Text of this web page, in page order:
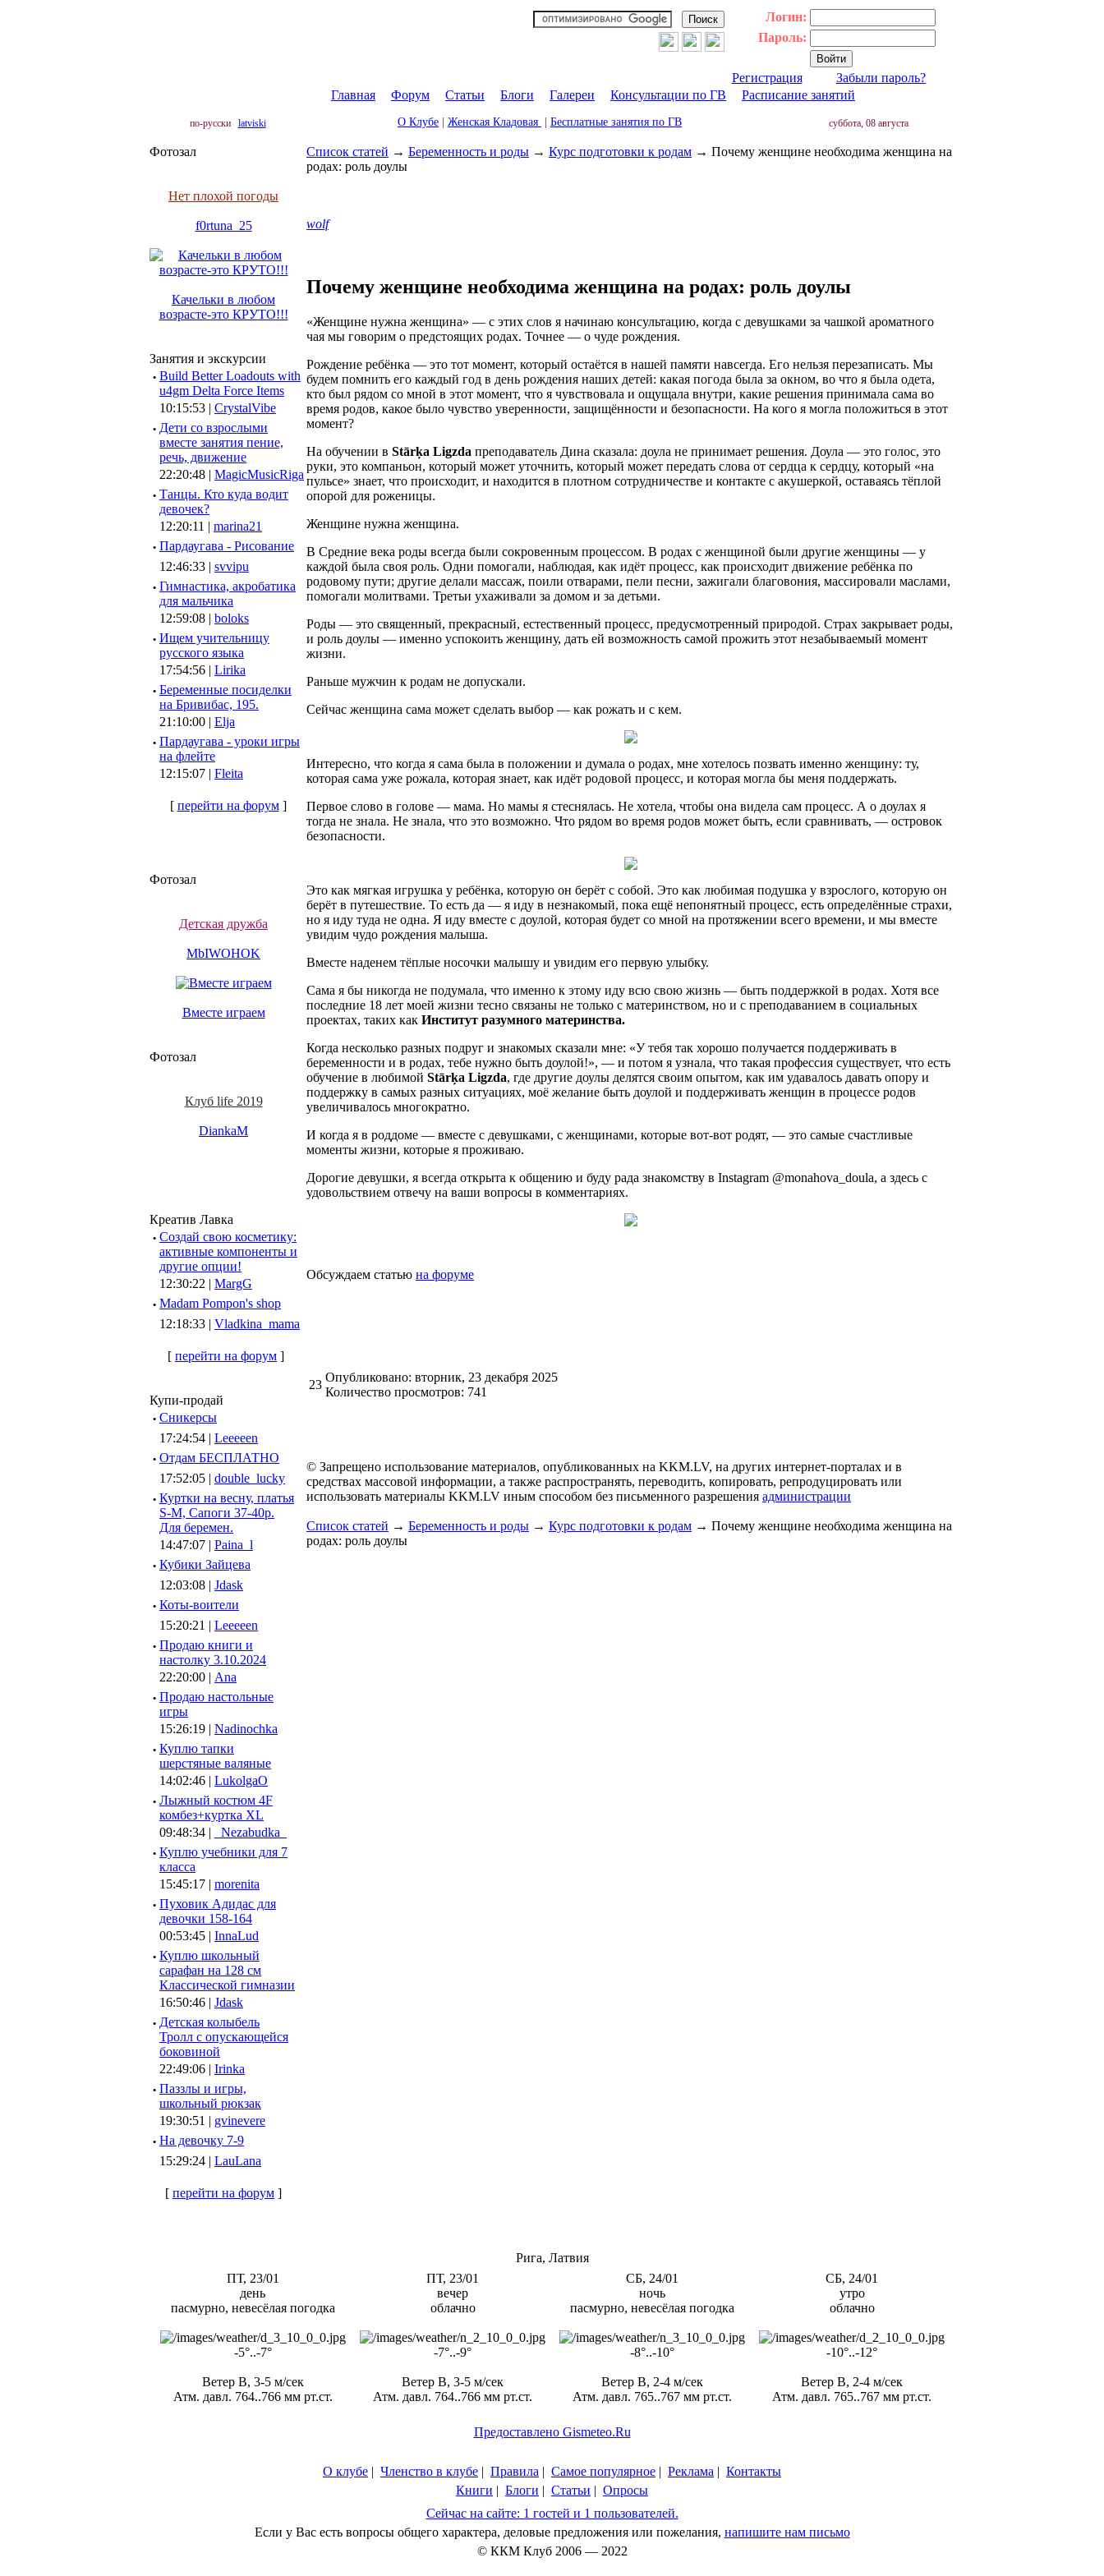
Логин:
Пароль:
Регистрация
Забыли пароль?
Главная
Форум Статьи Блоги Галереи Консультации по ГВ Расписание занятий
по-русски latviski О Клубе Женская Кладовая Бесплатные занятия по ГВ суббота, 08 августа
Фотозал
Нет плохой погоды
f0rtuna_25
Качельки в любом
возрасте-это КРУТО!!!
Занятия и экскурсии
· Build Better Loadouts with
u4gm Delta Force Items
10:15:53 | CrystalVibe
· Дети со взрослыми
вместе занятия пение,
речь, движение
22:20:48 | MagicMusicRiga
· Танцы. Кто куда водит
девочек?
12:20:11 | marina21
· Пардаугава - Рисование
12:46:33 | svvipu
· Гимнастика, акробатика
для мальчика
12:59:08 | boloks
· Ищем учительницу
русского языка
17:54:56 | Lirika
· Беременные посиделки
на Бривибас, 195.
21:10:00 | Elja
· Пардаугава - уроки игры
на флейте
12:15:07 | Fleita
[ перейти на форум]
Фотозал
Детская дружба
MbIWOHOK
Вместе играем
Фотозал
Клуб life 2019
DiankaM
Креатив Лавка
· Создай свою косметику:
активные компоненты и
другие опции!
12:30:22 | MargG
· Madam Pompon's shop
12:18:33 | Vladkina_mama
[ перейти на форум ]
Купи-продай
· Сникерсы
17:24:54 | Leeeeen
· Отдам БЕСПЛАТНО
17:52:05 | double_lucky
· Куртки на весну, платья
S-M, Сапоги 37-40р.
Для беремен.
14:47:07 | Paina_l
· Кубики Зайцева
12:03:08 | Jdask
· Коты-воители
15:20:21 | Leeeeen
· Продаю книги и
настолку 3.10.2024
22:20:00 | Ana
· Продаю настольные
игры
15:26:19 | Nadinochka
· Куплю тапки
шерстяные валяные
14:02:46 | LukolgaO
· Лыжный костюм 4F
комбез+куртка XL
09:48:34 |
_Nezabudka_
· Куплю учебники для 7
класса
15:45:17 | morenita
· Пуховик Адидас для
девочки 158-164
00:53:45 | InnaLud
· Куплю школьный
сарафан на 128 см
Классической гимназии
16:50:46 | Jdask
· Детская колыбель
Тролл с опускающейся
боковиной
22:49:06 | Irinka
· Паззлы и игры,
школьный рюкзак
19:30:51 | gvinevere
· Hа девочку 7-9
15:29:24 | LauLana
[ перейти на форум ]
Список статей → Беременность и роды → Курс подготовки к родам → Почему женщине необходима женщина на
родах: роль доулы
wolf
Почему женщине необходима женщина на родах: роль доулы
«Женщине нужна женщина» — с этих слов я начинаю консультацию, когда с девушками за чашкой ароматного
чая мы говорим о предстоящих родах. Точнее — о чуде рождения.
Рождение ребёнка — это тот момент, который остаётся в нашей памяти навсегда. Его нельзя перезаписать. Мы
будем помнить его каждый год в день рождения наших детей: какая погода была за окном, во что я была одета,
кто был рядом со мной в этот момент, что я чувствовала и ощущала внутри, какие решения принимала сама во
время родов, какое было чувство уверенности, защищённости и безопасности. На кого я могла положиться в этот
момент?
На обучении в Stārķa Ligzda преподаватель Дина сказала: доула не принимает решения. Доула — это голос, это
руки, это компаньон, который может уточнить, который может передать слова от сердца к сердцу, который «на
пульсе» знает, что происходит, и находится в плотном сотрудничестве и контакте с акушеркой, оставаясь тёплой
опорой для роженицы.
Женщине нужна женщина.
В Средние века роды всегда были сокровенным процессом. В родах с женщиной были другие женщины — у
каждой была своя роль. Одни помогали, наблюдая, как идёт процесс, как происходит движение ребёнка по
родовому пути; другие делали массаж, поили отварами, пели песни, зажигали благовония, массировали маслами,
помогали молитвами. Третьи ухаживали за домом и за детьми.
Роды — это священный, прекрасный, естественный процесс, предусмотренный природой. Страх закрывает роды,
и роль доулы — именно успокоить женщину, дать ей возможность самой прожить этот незабываемый момент
жизни.
Раньше мужчин к родам не допускали.
Сейчас женщина сама может сделать выбор — как рожать и с кем.
Интересно, что когда я сама была в положении и думала о родах, мне хотелось позвать именно женщину: ту,
которая сама уже рожала, которая знает, как идёт родовой процесс, и которая могла бы меня поддержать.
Первое слово в голове — мама. Но мамы я стеснялась. Не хотела, чтобы она видела сам процесс. А о доулах я
тогда не знала. Не знала, что это возможно. Что рядом во время родов может быть, если сравнивать, — островок
безопасности.
Это как мягкая игрушка у ребёнка, которую он берёт с собой. Это как любимая подушка у взрослого, которую он
берёт в путешествие. То есть да — я иду в незнакомый, пока ещё непонятный процесс, есть определённые страхи,
но я иду туда не одна. Я иду вместе с доулой, которая будет со мной на протяжении всего времени, и мы вместе
увидим чудо рождения малыша.
Вместе наденем тёплые носочки малышу и увидим его первую улыбку.
Сама я бы никогда не подумала, что именно к этому иду всю свою жизнь — быть поддержкой в родах. Хотя все
последние 18 лет моей жизни тесно связаны не только с материнством, но и с преподаванием в социальных
проектах, таких как Институт разумного материнства.
Когда несколько разных подруг и знакомых сказали мне: «У тебя так хорошо получается поддерживать в
беременности и в родах, тебе нужно быть доулой!», — и потом я узнала, что такая профессия существует, что есть
обучение в любимой Stārķa Ligzda, где другие доулы делятся своим опытом, как им удавалось давать опору и
поддержку в самых разных ситуациях, моё желание быть доулой и поддерживать женщин в процессе родов
увеличивалось многократно.
И когда я в роддоме — вместе с девушками, с женщинами, которые вот-вот родят, — это самые счастливые
моменты жизни, которые я проживаю.
Дорогие девушки, я всегда открыта к общению и буду рада знакомству в Instagram @monahova_doula, а здесь с
удовольствием отвечу на ваши вопросы в комментариях.
Обсуждаем статью на форуме
23
Опубликовано: вторник, 23 декабря 2025
Количество просмотров: 741
© Запрещено использование материалов, опубликованных на KKM.LV, на других интернет-порталах и в
средствах массовой информации, а также распространять, переводить, копировать, репродуцировать или
использовать материалы KKM.LV иным способом без письменного разрешения администрации
Список статей → Беременность и роды → Курс подготовки к родам → Почему женщине необходима женщина на
родах: роль доулы
Рига, Латвия
ПТ, 23/01
день
пасмурно, невесёлая погодка
-5°..-7°
Ветер В, 3-5 м/сек
Атм. давл. 764..766 мм рт.ст.
ПТ, 23/01
вечер
облачно
-7°..-9°
Ветер В, 3-5 м/сек
Атм. давл. 764..766 мм рт.ст.
СБ, 24/01
ночь
пасмурно, невесёлая погодка
-8°..-10°
Ветер В, 2-4 м/сек
Атм. давл. 765..767 мм рт.ст.
СБ, 24/01
утро
облачно
-10°..-12°
Ветер В, 2-4 м/сек
Атм. давл. 765..767 мм рт.ст.
Предоставлено Gismeteo.Ru
О клубе | Членство в клубе | Правила | Самое популярное | Реклама | Контакты
Книги | Блоги | Статьи | Опросы
Сейчас на сайте: 1 гостей и 1 пользователей.
Если у Вас есть вопросы общего характера, деловые предложения или пожелания, напишите нам письмо
© ККМ Клуб 2006 — 2022